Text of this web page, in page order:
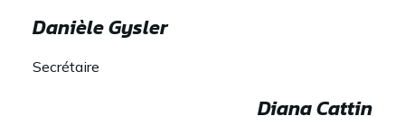
Danièle Gysler
Secrétaire
Diana Cattin